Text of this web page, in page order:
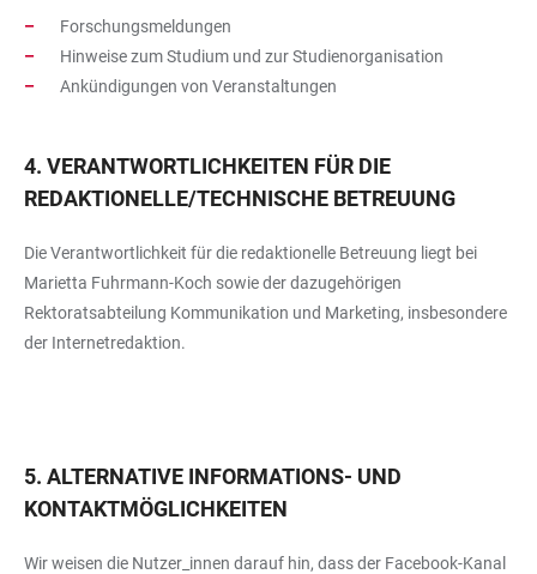
Forschungsmeldungen
Hinweise zum Studium und zur Studienorganisation
Ankündigungen von Veranstaltungen
4. VERANTWORTLICHKEITEN FÜR DIE
REDAKTIONELLE/TECHNISCHE BETREUUNG
Die Verantwortlichkeit für die redaktionelle Betreuung liegt bei
Marietta Fuhrmann-Koch sowie der dazugehörigen
Rektoratsabteilung Kommunikation und Marketing, insbesondere
der Internetredaktion.
5. ALTERNATIVE INFORMATIONS- UND
KONTAKTMÖGLICHKEITEN
Wir weisen die Nutzer_innen darauf hin, dass der Facebook-Kanal